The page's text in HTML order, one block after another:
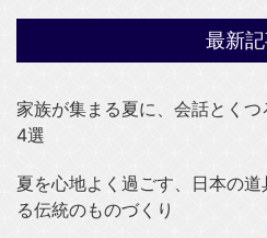
最新
家族が集まる夏に、会話とく
4選
夏を心地よく過ごす、日本の
る伝統のものづくり